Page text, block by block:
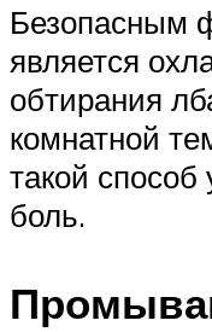
Безопасным
является
обтирания
комнатной
такой
боль.